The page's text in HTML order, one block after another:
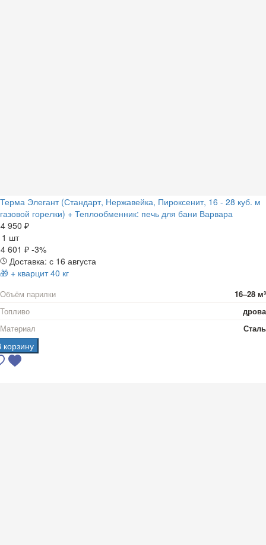
Терма Элегант (Стандарт, Нержавейка, Пироксенит, 16 - 28 куб. м
газовой горелки) + Теплообменник: печь для бани Варвара
950 ₽
1 шт
601 ₽ -3%
Доставка: с 16 августа
🎁 + кварцит 40 кг
Объём парилки
16–28 м³
Топливо
дрова
Материал
Сталь
корзину